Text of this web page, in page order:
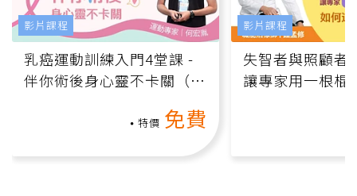
乳癌運動訓練入門4堂課 -
伴你術後身心靈不卡關（線
特價 免費
影片課程
失智者與照顧者
讓專家用一根棍
影片課程